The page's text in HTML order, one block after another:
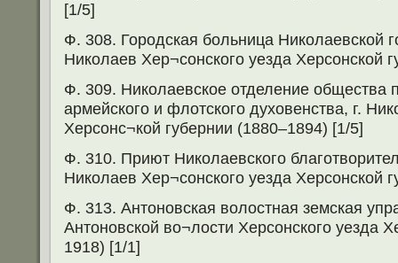
[1/5]
Ф. 308. Городская больница Николаевской
Николаев Хер¬сонского уезда Херсонской
Ф. 309. Николаевское отделение общества
армейского и флотского духовенства, г.
Херсонс¬кой губернии (1880–1894) [1/5]
Ф. 310. Приют Николаевского
Николаев Хер¬сонского уезда Херсонской
Ф. 313. Антоновская волостная земская
Антоновской во¬лости Херсонского уезда
1918) [1/1]